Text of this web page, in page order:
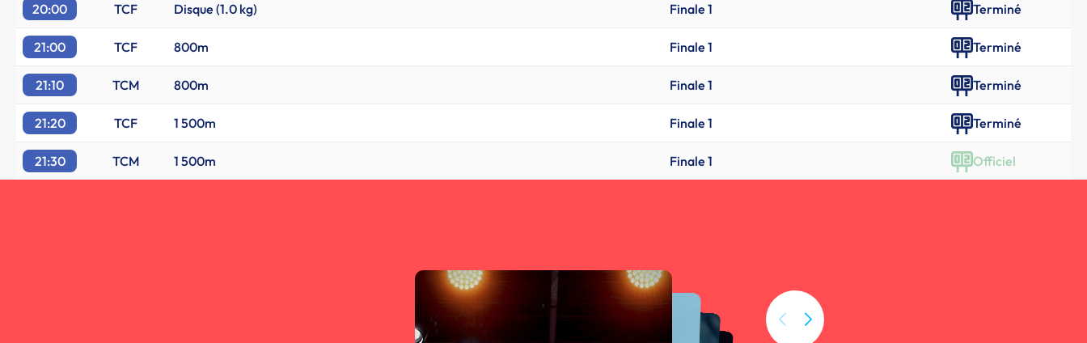
20:00 TCF Disque (1.0 kg) Finale 1 Terminé
21:00 TCF 800m Finale 1 Terminé
21:10 TCM 800m Finale 1 Terminé
21:20 TCF 1 500m Finale 1 Terminé
21:30 TCM 1 500m Finale 1 Officiel